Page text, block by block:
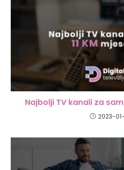
Najbolji TV kanali za
2023-01-